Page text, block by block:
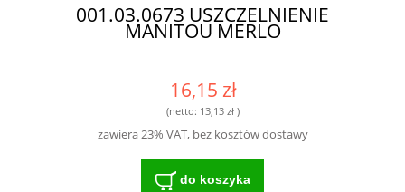
001.03.0673 USZCZELNIENIE
MANITOU MERLO
16,15 zł
(netto: 13,13 zł)
zawiera 23% VAT, bez kosztów dostawy
do koszyka